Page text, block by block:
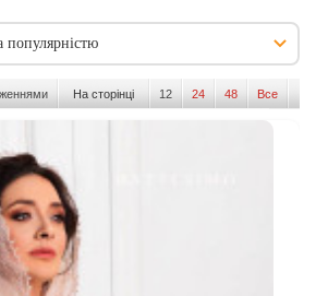
На сторінці 12 24 48 Все